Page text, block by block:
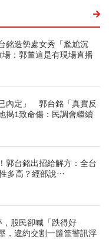
銘造勢處女秀「尷尬沉
：郭董這是有現場直播
內定」 郭台銘「真實反
揭1致命傷：民調會繼續
郭台銘出招給解方：全台
多高？經部說…
股民卻喊「跌得好
，違約交割一籮筐警訊浮